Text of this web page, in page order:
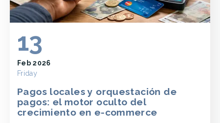
13
Feb 2026
Friday
Pagos locales y orquestación de
pagos: el motor oculto del
crecimiento en e-commerce